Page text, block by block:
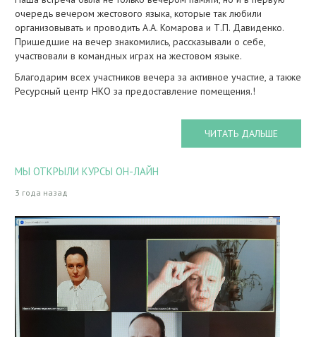
очередь вечером жестового языка, которые так любили
организовывать и проводить А.А. Комарова и Т.П. Давиденко.
Пришедшие на вечер знакомились, рассказывали о себе,
участвовали в командных играх на жестовом языке.
Благодарим всех участников вечера за активное участие, а также
Ресурсный центр НКО за предоставление помещения.!
ЧИТАТЬ ДАЛЬШЕ
МЫ ОТКРЫЛИ КУРСЫ ОН-ЛАЙН
3 года назад